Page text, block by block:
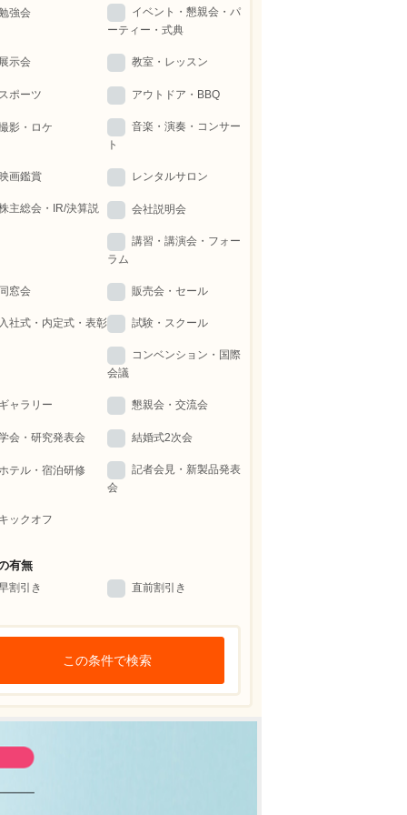
強会
イベント・懇親会・パ
ーティー・式典
示会 教室・レッスン
ポーツ アウトドア・BBQ
影・ロケ
音楽・演奏・コンサー
ト
画鑑賞 レンタルサロン
主総会・IR/決算説 会社説明会
講習・講演会・フォー
ラム
窓会 販売会・セール
社式・内定式・表彰 試験・スクール
コンベンション・国際
会議
ャラリー 懇親会・交流会
会・研究発表会 結婚式2次会
テル・宿泊研修
記者会見・新製品発表
会
ックオフ
有無
割引き 直前割引き
この条件で検索